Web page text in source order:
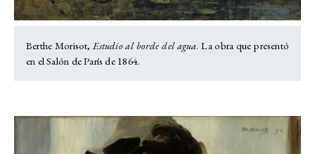
Berthe Morisot,Estudio al borde del agua. La obra que presentó
en el Salón de París de 1864.